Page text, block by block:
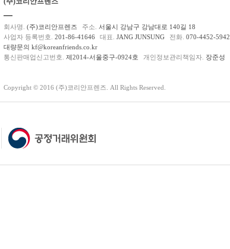
회사명. (주)코리안프렌즈 주소. 서울시 강남구 강남대로 140길 18
사업자 등록번호. 201-86-41646 대표. JANG JUNSUNG 전화. 070-4452-5942
대량문의 kf@koreanfriends.co.kr
통신판매업신고번호. 제2014-서울중구-0924호 개인정보관리책임자. 장준성
Copyright © 2016 (주)코리안프렌즈. All Rights Reserved.